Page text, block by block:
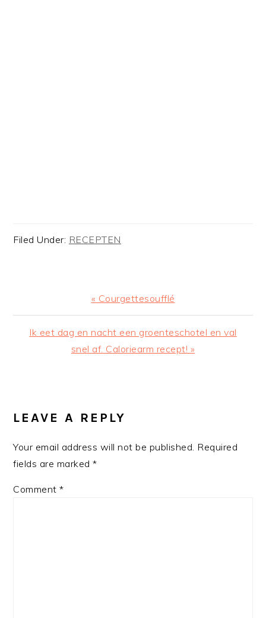
Filed Under: RECEPTEN
Previous
Post:
« Courgettesoufflé
Next
Ik eet dag en nacht een groenteschotel en val
snel af. Caloriearm recept! »
INTERACTIONS
LEAVE A REPLY
Your email address will not be published. Required
fields are marked*
Comment*